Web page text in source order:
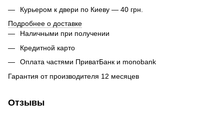
Курьером к двери по Киеву — 40 грн.
Подробнее о доставке
Наличными при получении
Кредитной карто
Оплата частями ПриватБанк и monobank
Гарантия от производителя 12 месяцев
Отзывы